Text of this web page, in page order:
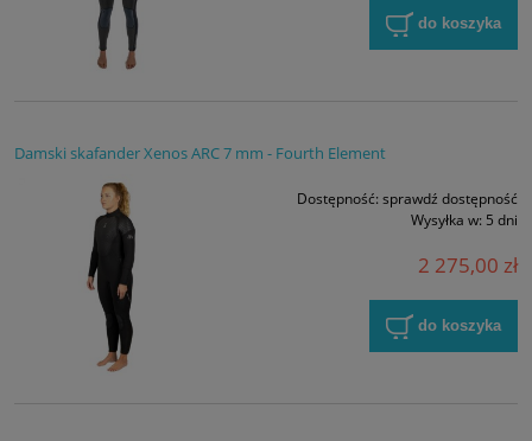
do koszyka
Damski skafander Xenos ARC 7 mm - Fourth Element
Dostępność: sprawdź dostępność
Wysyłka w: 5 dni
2 275,00 zł
do koszyka